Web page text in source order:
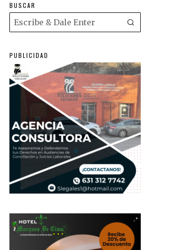
BUSCAR
PUBLICIDAD